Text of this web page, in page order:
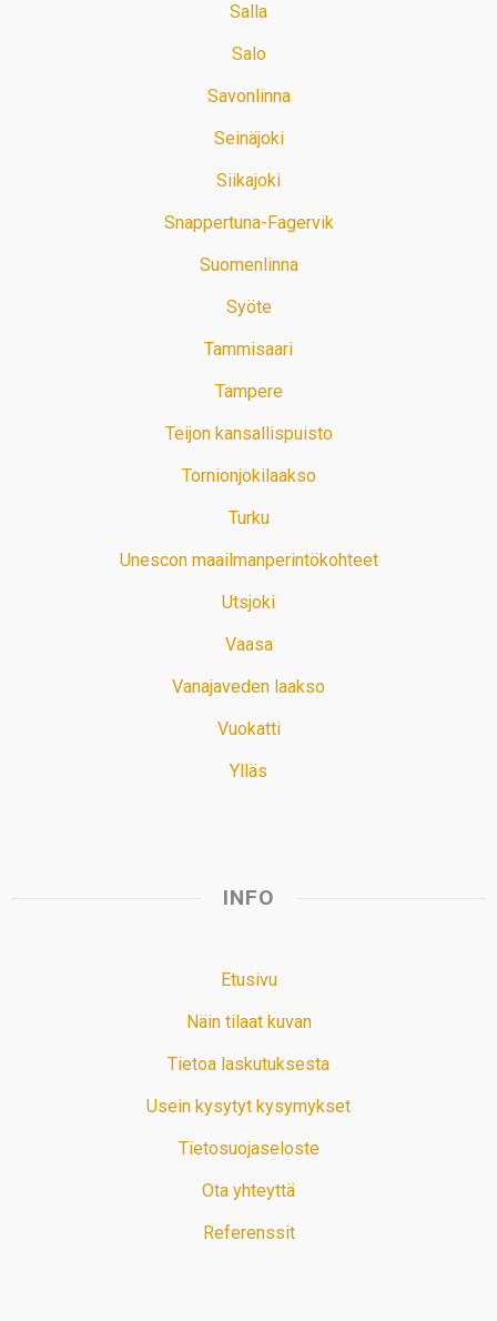
Salla
Salo
Savonlinna
Seinäjoki
Siikajoki
Snappertuna-Fagervik
Suomenlinna
Syöte
Tammisaari
Tampere
Teijon kansallispuisto
Tornionjokilaakso
Turku
Unescon maailmanperintökohteet
Utsjoki
Vaasa
Vanajaveden laakso
Vuokatti
Ylläs
INFO
Etusivu
Näin tilaat kuvan
Tietoa laskutuksesta
Usein kysytyt kysymykset
Tietosuojaseloste
Ota yhteyttä
Referenssit